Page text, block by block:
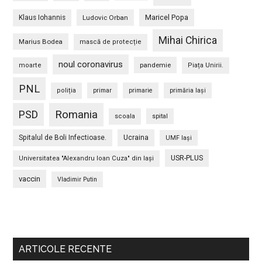
Klaus Iohannis Ludovic Orban Maricel Popa
Marius Bodea mască de protecție Mihai Chirica
moarte noul coronavirus pandemie Piața Unirii.
PNL poliția primar primarie primăria Iași
PSD Romania scoala spital
Spitalul de Boli Infectioase. Ucraina UMF Iași
Universitatea "Alexandru Ioan Cuza" din Iaşi USR-PLUS
vaccin Vladimir Putin
secundara
ARTICOLE RECENTE